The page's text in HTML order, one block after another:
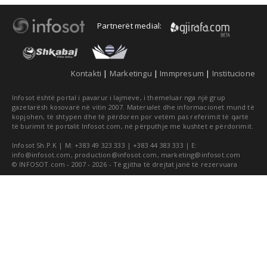
Partnerët medial:
Kontakti | Marketingu | Immpresum | Institucione
Infosot është portal i pavarur i lajmeve, i themeluar nga një grup
gazetarësh kosovarë në vitin 2007. Materialet dhe informacionet mund të
kopjohen, të shtypen dhe të përdoren por vetëm pas referimit të qartë
të burimit të portalit Infosot.com, në përputhje me kushtet e përdorimit.
Infosot Sh.P.K | M: +383 49 323 333 | +383 44 383 333 | E:
info@infosot.com , production@infosot.com , marketing@infosot.com
© INFOSOT.com - 2007 - 2026 - Të gjitha të drejtat janë të rezervuara